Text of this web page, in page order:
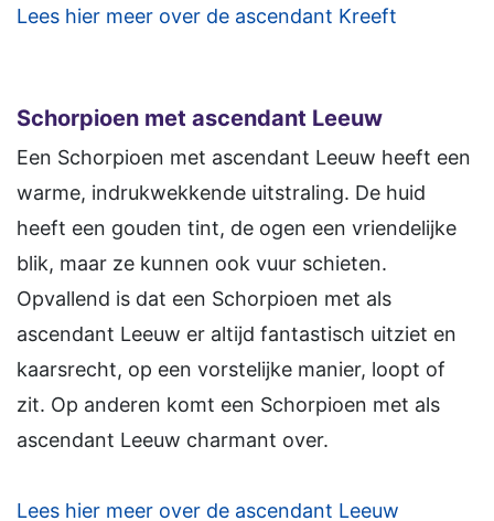
Lees hier meer over de ascendant Kreeft
Schorpioen met ascendant Leeuw
Een Schorpioen met ascendant Leeuw heeft een
warme, indrukwekkende uitstraling. De huid
heeft een gouden tint, de ogen een vriendelijke
blik, maar ze kunnen ook vuur schieten.
Opvallend is dat een Schorpioen met als
ascendant Leeuw er altijd fantastisch uitziet en
kaarsrecht, op een vorstelijke manier, loopt of
zit. Op anderen komt een Schorpioen met als
ascendant Leeuw charmant over.
Lees hier meer over de ascendant Leeuw